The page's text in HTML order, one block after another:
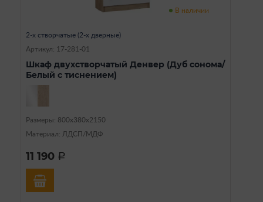
В наличии
2-х створчатые (2-х дверные)
Артикул: 17-281-01
Шкаф двухстворчатый Денвер (Дуб сонома/
Белый с тиснением)
Размеры: 800х380х2150
Материал: ЛДСП/МДФ
11 190 a